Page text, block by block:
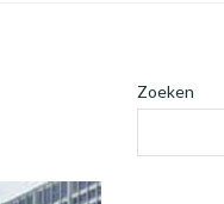
Zoeken